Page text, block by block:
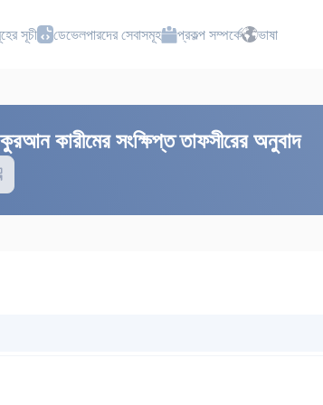
সূচী ডেভেলপারদের সেবাসমূহ প্রকল্প সম্পর্কে ভাষা
কারীমের সংক্ষিপ্ত তাফসীরের অনুবাদ